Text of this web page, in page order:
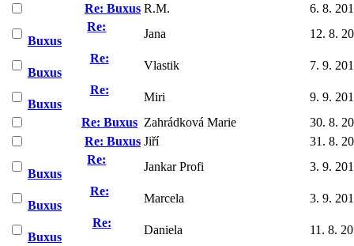
Re: Buxus R.M.
6. 8.
Re:
Buxus
Jana
12. 8.
Re:
Buxus
Vlastik
7. 9.
Re:
Buxus
Miri
9. 9.
Re: Buxus Zahrádková Marie
30. 8.
Re: Buxus Jiří
31. 8.
Re:
Buxus
Jankar Profi
3. 9.
Re:
Buxus
Marcela
3. 9.
Re:
Buxus
Daniela
11. 8.